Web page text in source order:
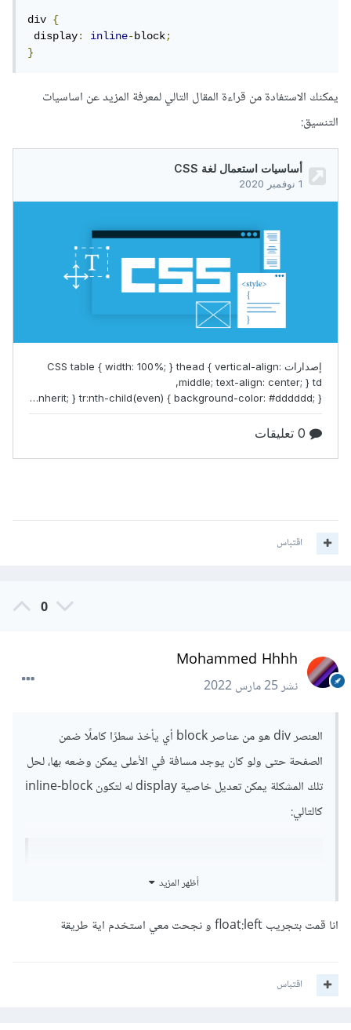
div {
display: inline-block;
}
يمكنك الاستفادة من قراءة المقال التالي لمعرفة المزيد عن اساسيات
التنسيق:
اقتباس
0
Mohammed Hhhh
نشر25 مارس 2022
العنصر div هو من عناصر block أي يأخذ سطرًا كاملًا ضمن
الصفحة حتى ولو كان يوجد مسافة في الأعلى يمكن وضعه بها، لحل
تلك المشكلة يمكن تعديل خاصية display له لتكون inline-block
كالتالي:
block ;
أظهر المزيد
انا قمت بتجريب float:left و نجحت معي استخدم اية طريقة
اقتباس